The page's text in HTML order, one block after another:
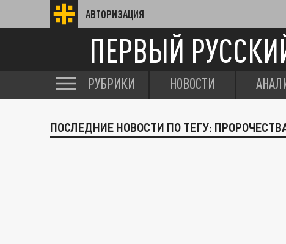
АВТОРИЗАЦИЯ
ПЕРВЫЙ
РУБРИКИ НОВОСТИ
ПОСЛЕДНИЕ НОВОСТИ ПО ТЕГУ: